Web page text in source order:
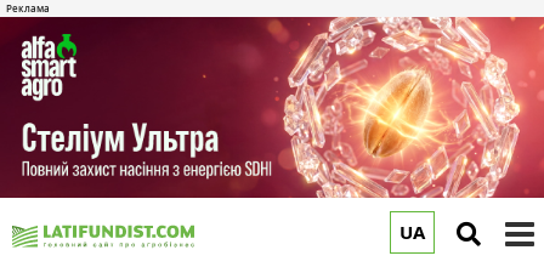
UA